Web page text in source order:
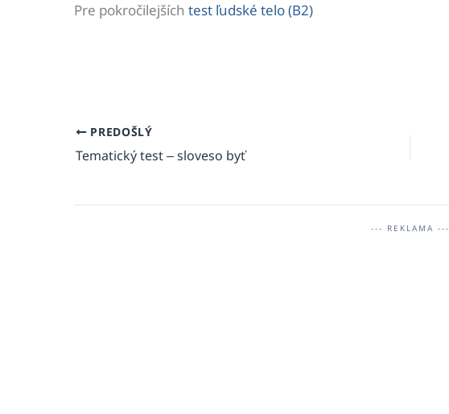
Pre pokročilejších test ľudské telo (B2)
PREDOŠLÝ
Tematický test – sloveso byť
--- REKLAMA ---